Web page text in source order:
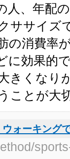
人、年配
ササイズ
の消費率
に効果的
きくなり
ことが大
ォーキング